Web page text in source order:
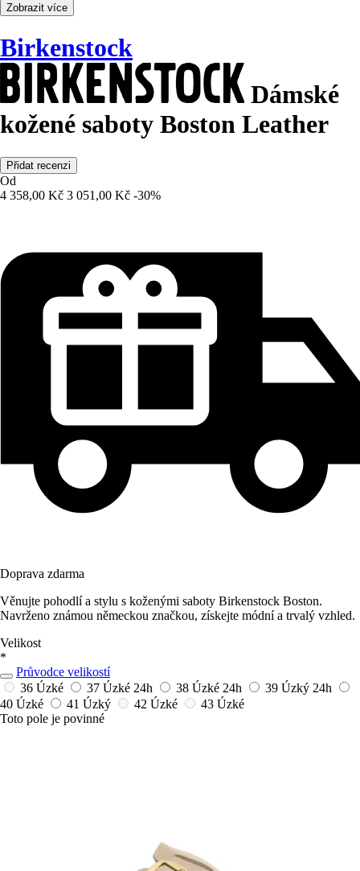
Zobrazit více
Birkenstock
Dámské
kožené saboty Boston Leather
Přidat recenzi
Od
4 358,00 Kč 3 051,00 Kč -30%
Doprava zdarma
Věnujte pohodlí a stylu s koženými saboty Birkenstock Boston.
Navrženo známou německou značkou, získejte módní a trvalý vzhled.
Velikost
*
Průvodce velikostí
36 Úzké
37 Úzké 24h 38 Úzké 24h 39 Úzký 24h
40 Úzké
41 Úzký 42 Úzké
43 Úzké
Toto pole je povinné